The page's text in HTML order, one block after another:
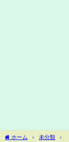
ホーム 未分類